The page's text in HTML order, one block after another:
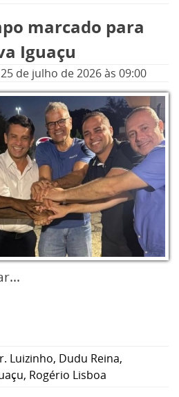
marcado para
Iguaçu
25 de julho de 2026às 09:00
Luizinho, Dudu Reina,
, Rogério Lisboa